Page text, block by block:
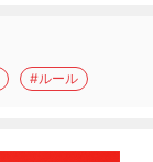
#ルール